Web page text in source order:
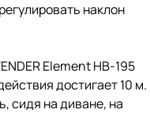
наклон
Element HB-195
достигает 10 м.
сидя на диване, на